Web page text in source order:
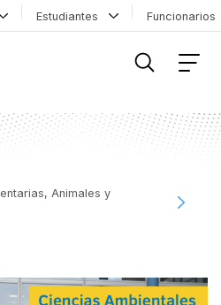
Estudiantes
Animales y